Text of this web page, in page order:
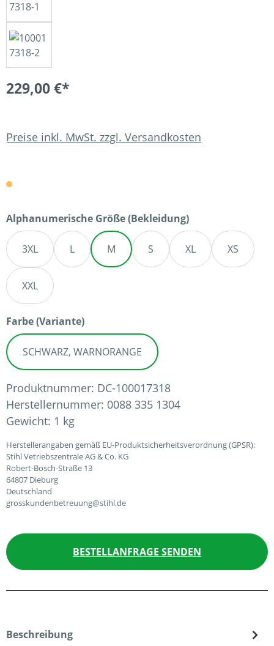
229,00 €*
Preise inkl. MwSt. zzgl. Versandkosten
Alphanumerische Größe (Bekleidung)auswählen
3XL L M S XL XS
XXL
Farbe (Variante)auswählen
SCHWARZ, WARNORANGE
Produktnummer: DC-100017318
Herstellernummer: 0088 335 1304
Gewicht: 1 kg
Herstellerangaben gemäß EU-Produktsicherheitsverordnung (GPSR):
Stihl Vetriebszentrale AG & Co. KG
Robert-Bosch-Straße 13
64807 Dieburg
Deutschland
grosskundenbetreuung@stihl.de
BESTELLANFRAGE SENDEN
Beschreibung